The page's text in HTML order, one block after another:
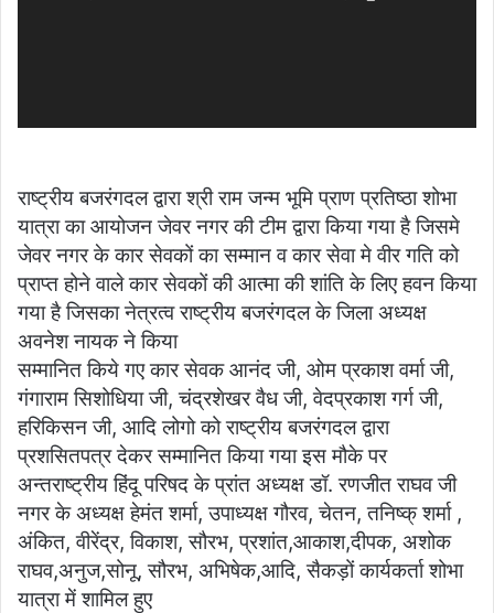
राष्ट्रीय बजरंगदल द्वारा श्री राम जन्म भूमि प्राण प्रतिष्ठा शोभा
यात्रा का आयोजन जेवर नगर की टीम द्वारा किया गया है जिसमे
जेवर नगर के कार सेवकों का सम्मान व कार सेवा मे वीर गति को
प्राप्त होने वाले कार सेवकों की आत्मा की शांति के लिए हवन किया
गया है जिसका नेत्रत्व राष्ट्रीय बजरंगदल के जिला अध्यक्ष
अवनेश नायक ने किया
सम्मानित किये गए कार सेवक आनंद जी, ओम प्रकाश वर्मा जी,
गंगाराम सिशोधिया जी, चंद्रशेखर वैध जी, वेदप्रकाश गर्ग जी,
हरिकिसन जी, आदि लोगो को राष्ट्रीय बजरंगदल द्वारा
प्रशसितपत्र देकर सम्मानित किया गया इस मौके पर
अन्तराष्ट्रीय हिंदू परिषद के प्रांत अध्यक्ष डॉ. रणजीत राघव जी
नगर के अध्यक्ष हेमंत शर्मा, उपाध्यक्ष गौरव, चेतन, तनिष्क् शर्मा ,
अंकित, वीरेंद्र, विकाश, सौरभ, प्रशांत,आकाश,दीपक, अशोक
राघव,अनुज,सोनू, सौरभ, अभिषेक,आदि, सैकड़ों कार्यकर्ता शोभा
यात्रा में शामिल हुए